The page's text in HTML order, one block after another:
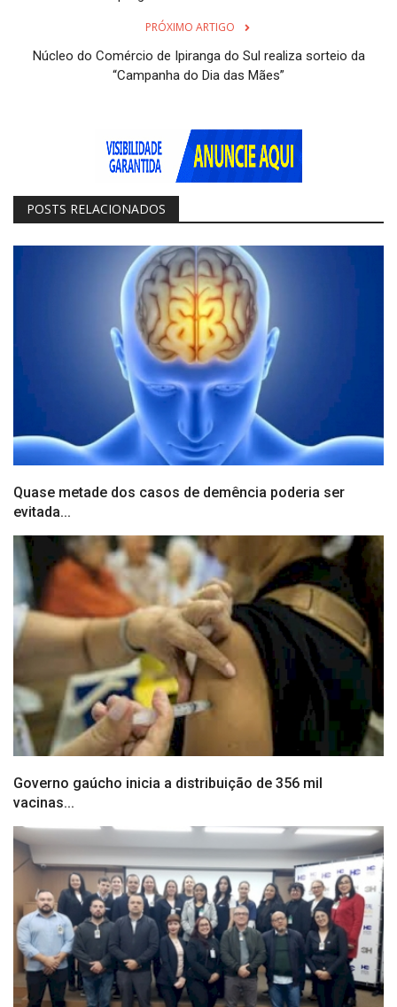
PRÓXIMO ARTIGO
Núcleo do Comércio de Ipiranga do Sul realiza sorteio da
“Campanha do Dia das Mães”
POSTS RELACIONADOS
Quase metade dos casos de demência poderia ser
evitada...
Governo gaúcho inicia a distribuição de 356 mil
vacinas...